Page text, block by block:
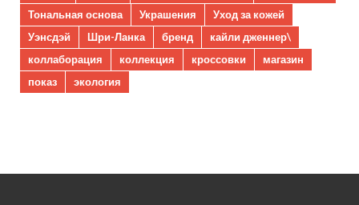
Тональная основа
Украшения
Уход за кожей
Уэнсдэй
Шри-Ланка бренд
кайли дженнер\
коллаборация
коллекция кроссовки
магазин
показ
экология